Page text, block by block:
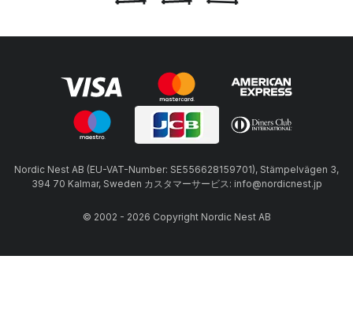
Nordic Nest AB (EU-VAT-Number: SE556628159701), Stämpelvägen 3,
394 70 Kalmar, Sweden カスタマーサービス: info@nordicnest.jp
© 2002 - 2026 Copyright Nordic Nest AB